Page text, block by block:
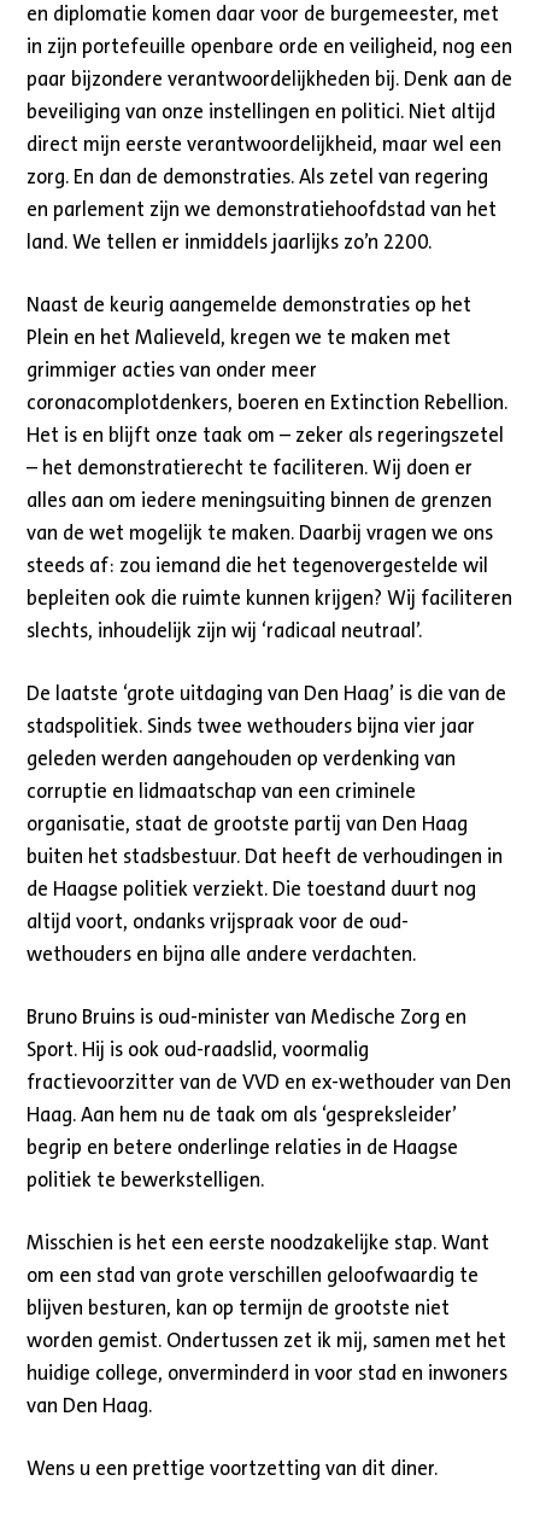
en diplomatie komen daar voor de burgemeester, met
in zijn portefeuille openbare orde en veiligheid, nog een
paar bijzondere verantwoordelijkheden bij. Denk aan de
beveiliging van onze instellingen en politici. Niet altijd
direct mijn eerste verantwoordelijkheid, maar wel een
zorg. En dan de demonstraties. Als zetel van regering
en parlement zijn we demonstratiehoofdstad van het
land. We tellen er inmiddels jaarlijks zo’n 2200.
Naast de keurig aangemelde demonstraties op het
Plein en het Malieveld, kregen we te maken met
grimmiger acties van onder meer
coronacomplotdenkers, boeren en Extinction Rebellion.
Het is en blijft onze taak om – zeker als regeringszetel
– het demonstratierecht te faciliteren. Wij doen er
alles aan om iedere meningsuiting binnen de grenzen
van de wet mogelijk te maken. Daarbij vragen we ons
steeds af: zou iemand die het tegenovergestelde wil
bepleiten ook die ruimte kunnen krijgen? Wij faciliteren
slechts, inhoudelijk zijn wij ‘radicaal neutraal’.
De laatste ‘grote uitdaging van Den Haag’ is die van de
stadspolitiek. Sinds twee wethouders bijna vier jaar
geleden werden aangehouden op verdenking van
corruptie en lidmaatschap van een criminele
organisatie, staat de grootste partij van Den Haag
buiten het stadsbestuur. Dat heeft de verhoudingen in
de Haagse politiek verziekt. Die toestand duurt nog
altijd voort, ondanks vrijspraak voor de oud-
wethouders en bijna alle andere verdachten.
Bruno Bruins is oud-minister van Medische Zorg en
Sport. Hij is ook oud-raadslid, voormalig
fractievoorzitter van de VVD en ex-wethouder van Den
Haag. Aan hem nu de taak om als ‘gespreksleider’
begrip en betere onderlinge relaties in de Haagse
politiek te bewerkstelligen.
Misschien is het een eerste noodzakelijke stap. Want
om een stad van grote verschillen geloofwaardig te
blijven besturen, kan op termijn de grootste niet
worden gemist. Ondertussen zet ik mij, samen met het
huidige college, onverminderd in voor stad en inwoners
van Den Haag.
Wens u een prettige voortzetting van dit diner.